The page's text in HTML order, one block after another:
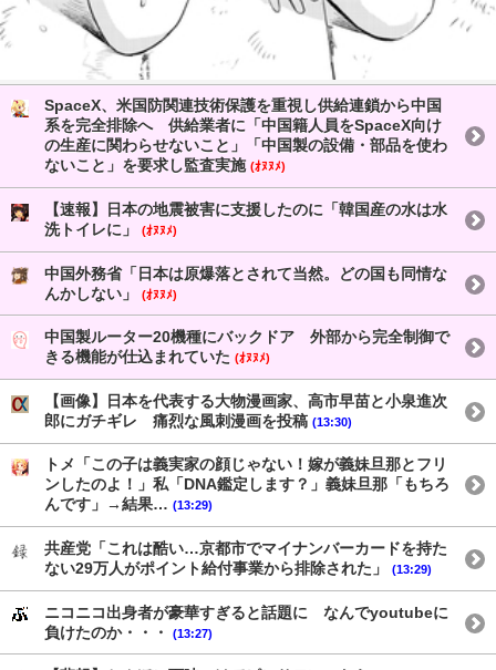
SpaceX、米国防関連技術保護を重視し供給連鎖から中国
系を完全排除へ 供給業者に「中国籍人員をSpaceX向け
の生産に関わらせないこと」「中国製の設備・部品を使わ
ないこと」を要求し監査実施 (ｵﾇﾇﾒ)
【速報】日本の地震被害に支援したのに「韓国産の水は水
洗トイレに」
(ｵﾇﾇﾒ)
中国外務省「日本は原爆落とされて当然。どの国も同情な
んかしない」
(ｵﾇﾇﾒ)
中国製ルーター20機種にバックドア 外部から完全制御で
きる機能が仕込まれていた (ｵﾇﾇﾒ)
【画像】日本を代表する大物漫画家、高市早苗と小泉進次
郎にガチギレ 痛烈な風刺漫画を投稿 (13:30)
トメ「この子は義実家の顔じゃない！嫁が義妹旦那とフリ
ンしたのよ！」私「DNA鑑定します？」義妹旦那「もちろ
んです」→結果… (13:29)
共産党「これは酷い…京都市でマイナンバーカードを持た
ない29万人がポイント給付事業から排除された」
(13:29)
ニコニコ出身者が豪華すぎると話題に なんでyoutubeに
負けたのか・・・
(13:27)